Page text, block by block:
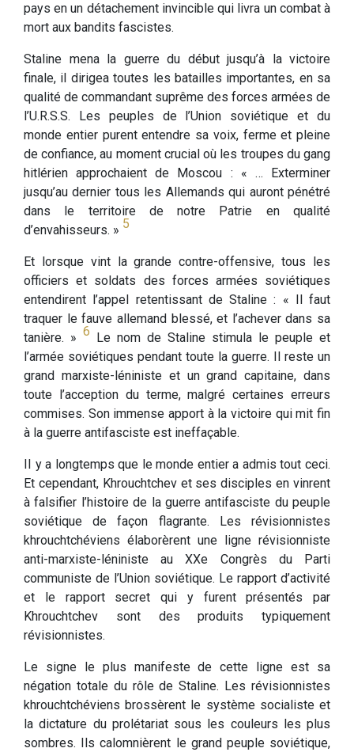
pays en un détachement invincible qui livra un combat à
mort aux bandits fascistes.
Staline mena la guerre du début jusqu’à la victoire
finale, il dirigea toutes les batailles importantes, en sa
qualité de commandant suprême des forces armées de
l’U.R.S.S. Les peuples de l’Union soviétique et du
monde entier purent entendre sa voix, ferme et pleine
de confiance, au moment crucial où les troupes du gang
hitlérien approchaient de Moscou : « … Exterminer
jusqu’au dernier tous les Allemands qui auront pénétré
dans le territoire de notre Patrie en qualité
d’envahisseurs. » 5
Et lorsque vint la grande contre-offensive, tous les
officiers et soldats des forces armées soviétiques
entendirent l’appel retentissant de Staline : « Il faut
traquer le fauve allemand blessé, et l’achever dans sa
tanière. » 6 Le nom de Staline stimula le peuple et
l’armée soviétiques pendant toute la guerre. Il reste un
grand marxiste-léniniste et un grand capitaine, dans
toute l’acception du terme, malgré certaines erreurs
commises. Son immense apport à la victoire qui mit fin
à la guerre antifasciste est ineffaçable.
II y a longtemps que le monde entier a admis tout ceci.
Et cependant, Khrouchtchev et ses disciples en vinrent
à falsifier l’histoire de la guerre antifasciste du peuple
soviétique de façon flagrante. Les révisionnistes
khrouchtchéviens élaborèrent une ligne révisionniste
anti-marxiste-léniniste au XXe Congrès du Parti
communiste de l’Union soviétique. Le rapport d’activité
et le rapport secret qui y furent présentés par
Khrouchtchev sont des produits typiquement
révisionnistes.
Le signe le plus manifeste de cette ligne est sa
négation totale du rôle de Staline. Les révisionnistes
khrouchtchéviens brossèrent le système socialiste et
la dictature du prolétariat sous les couleurs les plus
sombres. Ils calomnièrent le grand peuple soviétique,